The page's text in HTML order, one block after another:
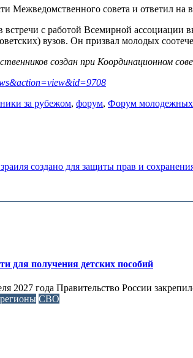
Межведомственного совета и ответил
с работой Всемирной ассоциации
вузов. Он призвал молодых
создан при Координационном
за рубежом, форум, Форум молодежных
создано для защиты прав и
для получения детских пособий
2027 года Правительство России
СВО